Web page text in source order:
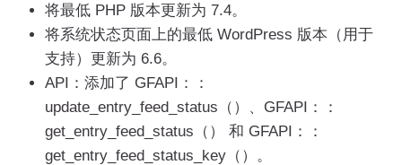
将最低 PHP 版本更新为 7.4。
将系统状态页面上的最低 WordPress 版本（用于
支持）更新为 6.6。
API：添加了 GFAPI：：
update_entry_feed_status（）、GFAPI：：
get_entry_feed_status（） 和 GFAPI：：
get_entry_feed_status_key（）。